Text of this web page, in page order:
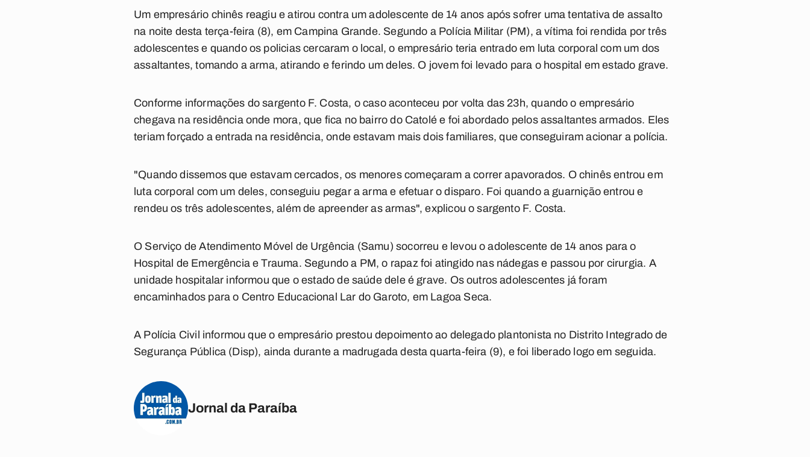
Um empresário chinês reagiu e atirou contra um adolescente de 14 anos após sofrer uma tentativa de assalto
na noite desta terça-feira (8), em Campina Grande. Segundo a Polícia Militar (PM), a vítima foi rendida por três
adolescentes e quando os policias cercaram o local, o empresário teria entrado em luta corporal com um dos
assaltantes, tomando a arma, atirando e ferindo um deles. O jovem foi levado para o hospital em estado grave.
Conforme informações do sargento F. Costa, o caso aconteceu por volta das 23h, quando o empresário
chegava na residência onde mora, que fica no bairro do Catolé e foi abordado pelos assaltantes armados. Eles
teriam forçado a entrada na residência, onde estavam mais dois familiares, que conseguiram acionar a polícia.
"Quando dissemos que estavam cercados, os menores começaram a correr apavorados. O chinês entrou em
luta corporal com um deles, conseguiu pegar a arma e efetuar o disparo. Foi quando a guarnição entrou e
rendeu os três adolescentes, além de apreender as armas", explicou o sargento F. Costa.
O Serviço de Atendimento Móvel de Urgência (Samu) socorreu e levou o adolescente de 14 anos para o
Hospital de Emergência e Trauma. Segundo a PM, o rapaz foi atingido nas nádegas e passou por cirurgia. A
unidade hospitalar informou que o estado de saúde dele é grave. Os outros adolescentes já foram
encaminhados para o Centro Educacional Lar do Garoto, em Lagoa Seca.
A Polícia Civil informou que o empresário prestou depoimento ao delegado plantonista no Distrito Integrado de
Segurança Pública (Disp), ainda durante a madrugada desta quarta-feira (9), e foi liberado logo em seguida.
Jornal da Paraíba